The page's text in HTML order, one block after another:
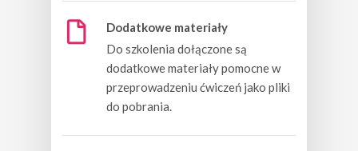
Dodatkowe materiały
Do szkolenia dołączone są
dodatkowe materiały pomocne w
przeprowadzeniu ćwiczeń jako pliki
do pobrania.